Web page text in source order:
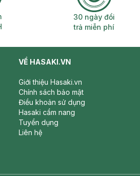
miễn phí 2H 30 ngày
30 ngày đổi
trả miễn phí
VỀ HASAKI.VN
Giới thiệu Hasaki.vn
Chính sách bảo mật
Điều khoản sử dụng
Hasaki cẩm nang
Tuyển dụng
Liên hệ